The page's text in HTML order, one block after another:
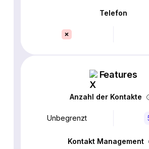
Telefon
Features
Anzahl der Kontakte
Unbegrenzt
Kontakt Management